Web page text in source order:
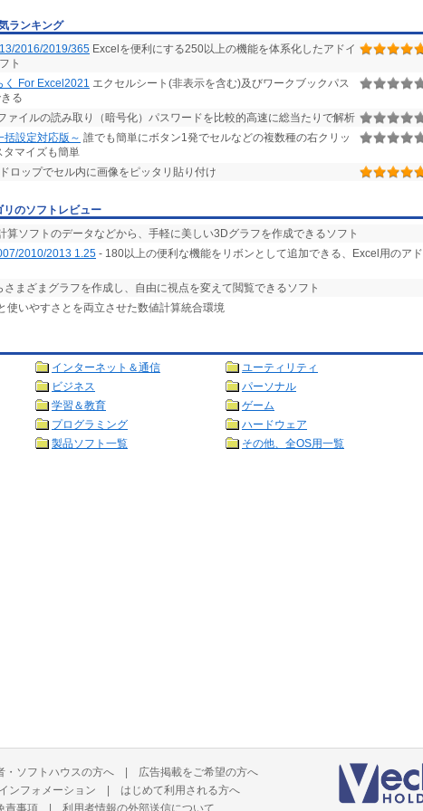
ランキング
2016/2019/365 Excelを便利にする250以上の機能を体系化したアドイ
ト
く For Excel2021 エクセルシート(非表示を含む)及びワークブックパス
る
ァイルの読み取り（暗号化）パスワードを比較的高速に総当たりで解析
設定対応版～ 誰でも簡単にボタン1発でセルなどの複数種の右クリッ
タマイズも簡単
ロップでセル内に画像をピッタリ貼り付け
リのソフトレビュー
算ソフトのデータなどから、手軽に美しい3Dグラフを作成できるソフト
2010/2013 1.25 - 180以上の便利な機能をリボンとして追加できる、Excel用のアド
さまざまグラフを作成し、自由に視点を変えて閲覧できるソフト
使いやすさとを両立させた数値計算統合環境
インターネット＆通信
ユーティリティ
ビジネス
パーソナル
学習＆教育
ゲーム
プログラミング
ハードウェア
製品ソフト一覧 その他、全OS用一覧
・ソフトハウスの方へ | 広告掲載をご希望の方へ
インフォメーション | はじめて利用される方へ
責事項 | 利用者情報の外部送信について